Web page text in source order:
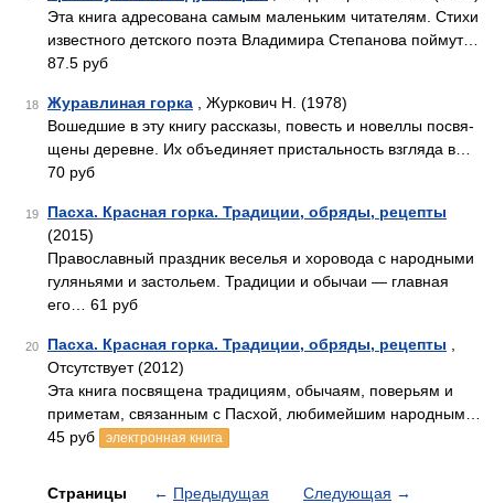
Эта книга адресована самым маленьким читателям. Стихи
известного детского поэта Владимира Степанова поймут…
87.5 руб
18 Журавлиная горка , Журкович Н. (1978)
Вошедшие в эту книгу рассказы, повесть и новеллы посвя­
щены деревне. Их объединяет пристальность взгляда в…
70 руб
19
Пасха. Красная горка. Традиции, обряды, рецепты
(2015)
Православный праздник веселья и хоровода с народными
гуляньями и застольем. Традиции и обычаи — главная
его… 61 руб
20 Пасха. Красная горка. Традиции, обряды, рецепты
Отсутствует (2012)
Эта книга посвящена традициям, обычаям, поверьям и
приметам, связанным с Пасхой, любимейшим народным…
45 руб
электронная книга
Страницы ← Предыдущая Следующая →